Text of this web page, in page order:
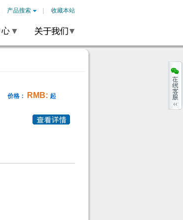
产品搜索 收藏本站
价格： RMB: 起